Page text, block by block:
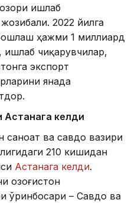
ишлаб
2022 йилга
ҳажми 1 миллиард
ишлаб чиқарувчилар,
экспорт
янада
Астанага келди
саноат ва савдо вазири
210 кишидан
Астанага келди.
Қозоғистон
ўринбосари – Савдо ва